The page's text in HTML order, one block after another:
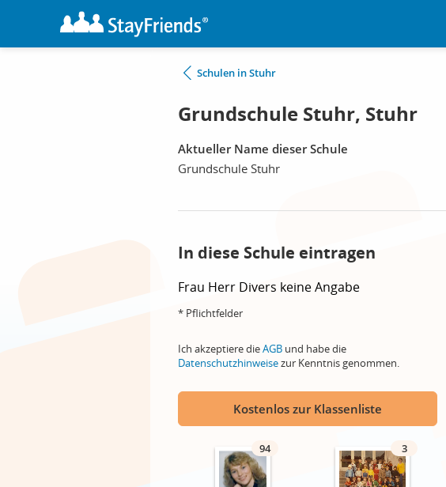
Schulen in Stuhr
Grundschule Stuhr, Stuhr
Aktueller Name dieser Schule
Grundschule Stuhr
In diese Schule eintragen
Frau Herr Divers keine Angabe
* Pflichtfelder
Ich akzeptiere dieAGB und habe die
Datenschutzhinweisezur Kenntnis genommen.
Kostenlos zur Klassenliste
94 3